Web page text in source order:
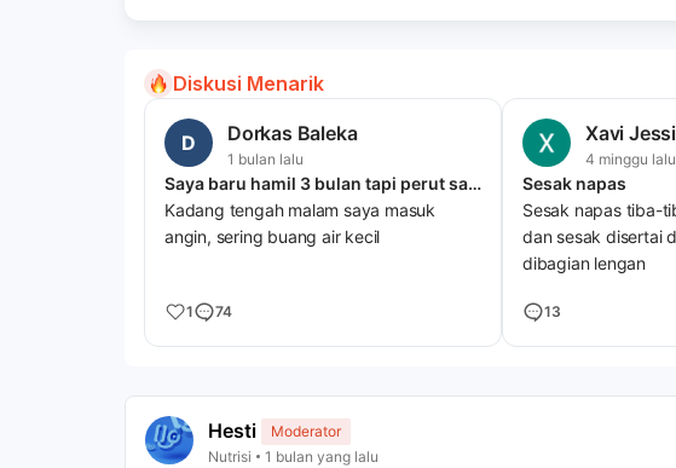
Diskusi Menarik
D Dorkas Baleka
1 bulan lalu
Saya baru hamil 3 bulan tapi perut saya sudah kelihatan seperti hamil 5 atau 6 bulan. itu kenapa ya dok?
Kadang tengah malam saya masuk
angin, sering buang air kecil
1 74
Xavi
4 minggu lalu
Sesak napas
Sesak napas tiba-
dan sesak disertai
dibagian lengan
13
Hesti
Moderator
Nutrisi
1 bulan yang lalu